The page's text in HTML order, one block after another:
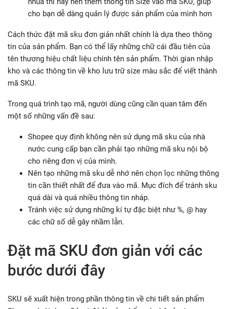
cho bạn dễ dàng quản lý được sản phẩm của mình hơn
Cách thức đặt mã sku đơn giản nhất chính là dựa theo thông
tin của sản phẩm. Bạn có thể lấy những chữ cái đầu tiên của
tên thương hiệu chất liệu chính tên sản phẩm. Thời gian nhập
kho và các thông tin về kho lưu trữ size màu sắc để viết thành
mã SKU.
Trong quá trình tạo mã, người dùng cũng cần quan tâm đến
một số những vấn đề sau:
Shopee quy định không nên sử dụng mã sku của nhà
nước cung cấp bạn cần phải tạo những mã sku nội bộ
cho riêng đơn vị của mình.
Nên tạo những mã sku dễ nhớ nên chọn lọc những thông
tin cần thiết nhất để đưa vào mã. Mục đích để tránh sku
quá dài và quá nhiều thông tin nháp.
Tránh việc sử dụng những kí tự đặc biệt như %, @ hay
các chữ số dễ gây nhầm lẫn.
Đặt mã SKU đơn giản với các
bước dưới đây
SKU sẽ xuất hiện trong phần thông tin về chi tiết sản phẩm